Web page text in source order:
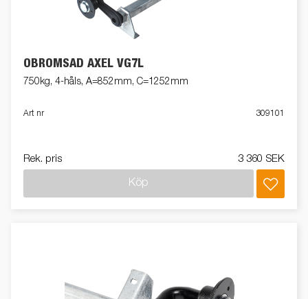
OBROMSAD AXEL VG7L
750kg, 4-håls, A=852mm, C=1252mm
Art nr 309101
Rek. pris 3 360 SEK
Köp